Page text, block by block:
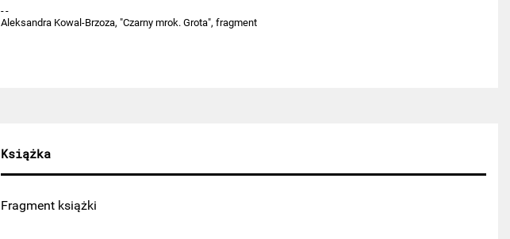
Aleksandra Kowal-Brzoza, "Czarny mrok. Grota", fragment
Książka
Fragment książki